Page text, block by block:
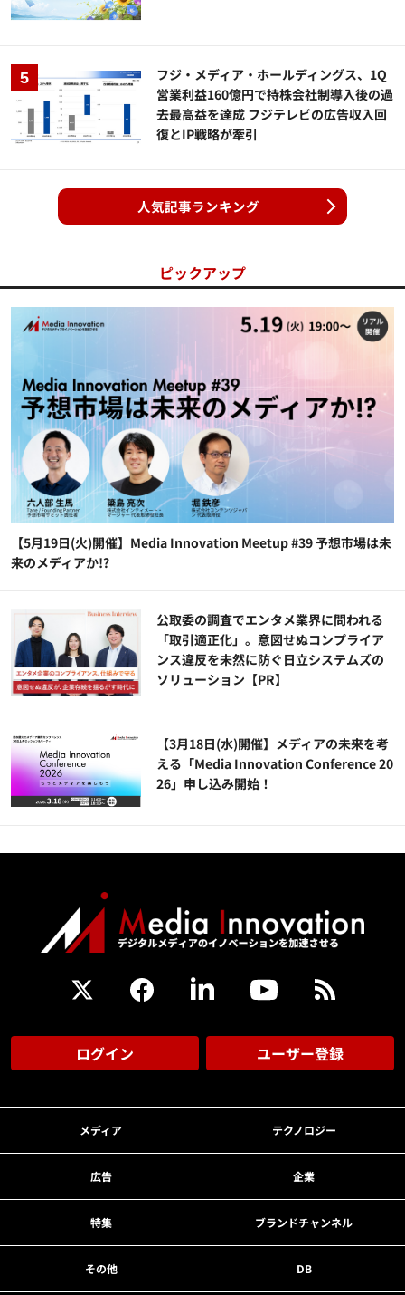
フジ・メディア・ホールディングス、1Q
営業利益160億円で持株会社制導入後の過
去最高益を達成 フジテレビの広告収入回
復とIP戦略が牽引
人気記事ランキング
ピックアップ
【5月19日(火)開催】Media Innovation Meetup #39 予想市場は未
来のメディアか!?
公​​取委の調査でエンタメ業界に問われる
「取引適正化」。意図せぬコンプライア
ンス違反を未然に防ぐ日立システムズの
ソリューション​【PR】
【3月18日(水)開催】メディアの未来を考
える「Media Innovation Conference 20
26」申し込み開始！
ログイン ユーザー登録
メディア テクノロジー
広告 企業
特集 ブランドチャンネル
その他 DB